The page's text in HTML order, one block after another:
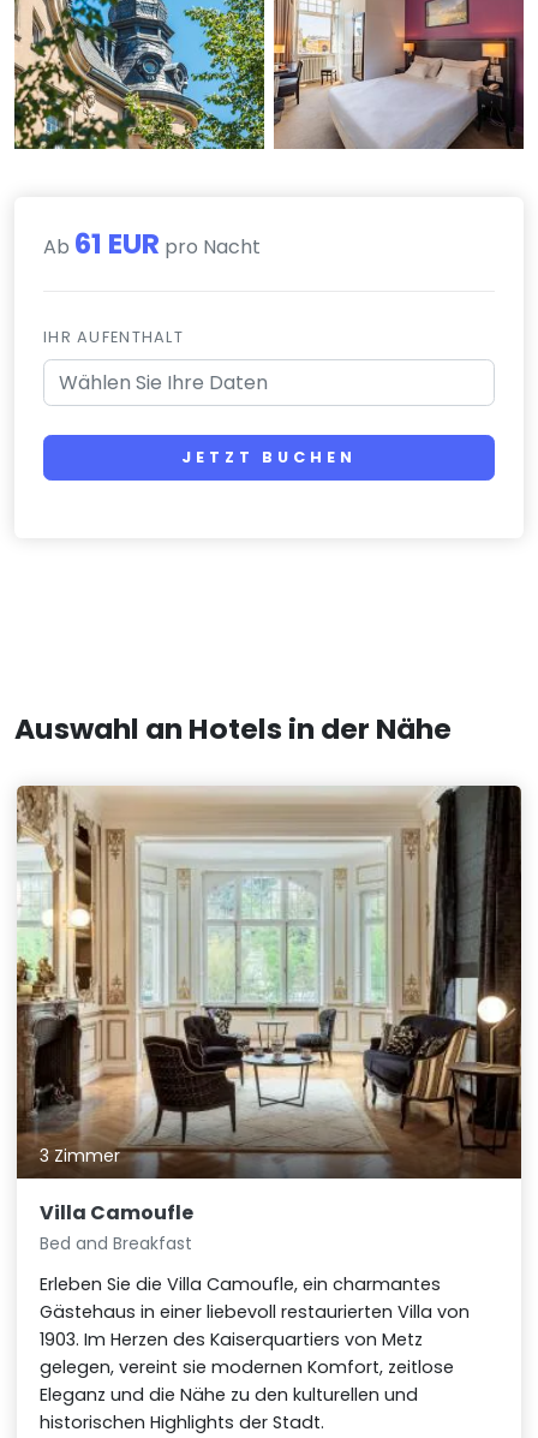
Ab 61 EUR pro Nacht
IHR AUFENTHALT
JETZT BUCHEN
Auswahl an Hotels in der Nähe
3 Zimmer
Villa Camoufle
Bed and Breakfast
Erleben Sie die Villa Camoufle, ein charmantes
Gästehaus in einer liebevoll restaurierten Villa von
1903. Im Herzen des Kaiserquartiers von Metz
gelegen, vereint sie modernen Komfort, zeitlose
Eleganz und die Nähe zu den kulturellen und
historischen Highlights der Stadt.